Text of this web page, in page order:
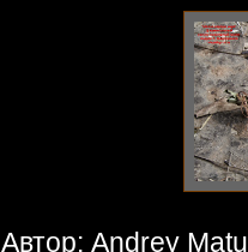
Автор: Andrey